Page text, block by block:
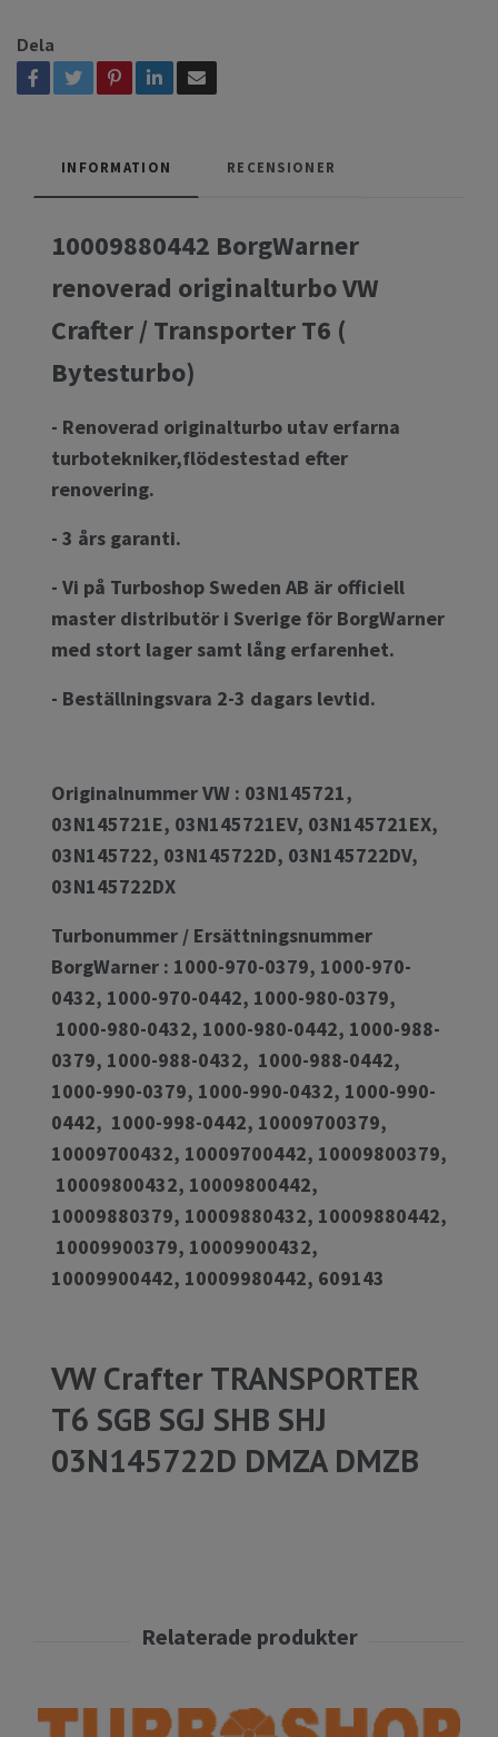
Dela
INFORMATION RECENSIONER
10009880442 BorgWarner
renoverad originalturbo VW
Crafter / Transporter T6 (
Bytesturbo)
- Renoverad originalturbo utav erfarna
turbotekniker,flödestestad efter
renovering.
- 3 års garanti.
- Vi på Turboshop Sweden AB är officiell
master distributör i Sverige för BorgWarner
med stort lager samt lång erfarenhet.
- Beställningsvara 2-3 dagars levtid.
Originalnummer VW : 03N145721,
03N145721E, 03N145721EV, 03N145721EX,
03N145722, 03N145722D, 03N145722DV,
03N145722DX
Turbonummer / Ersättningsnummer
BorgWarner : 1000-970-0379, 1000-970-
0432, 1000-970-0442, 1000-980-0379,
1000-980-0432, 1000-980-0442, 1000-988-
0379, 1000-988-0432, 1000-988-0442,
1000-990-0379, 1000-990-0432, 1000-990-
0442, 1000-998-0442, 10009700379,
10009700432, 10009700442, 10009800379,
10009800432, 10009800442,
10009880379, 10009880432, 10009880442,
10009900379, 10009900432,
10009900442, 10009980442, 609143
VW Crafter TRANSPORTER
T6 SGB SGJ SHB SHJ
03N145722D DMZA DMZB